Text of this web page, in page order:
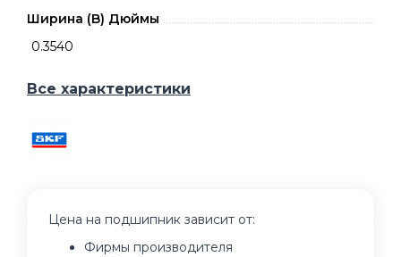
Ширина (B) Дюймы
0.3540
Все характеристики
Цена на подшипник зависит от:
Фирмы производителя